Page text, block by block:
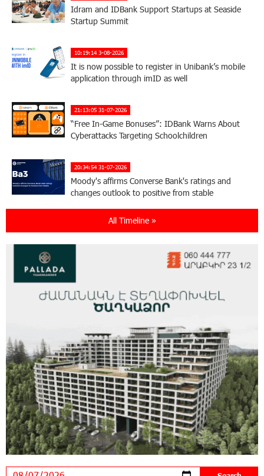
Idram and IDBank Support Startups at Seaside
Startup Summit
10:19:14 3-08-2026
It is now possible to register in Unibank’s mobile
application through imID as well
21:13:05 31-07-2026
“Free In-Game Bonuses”: IDBank Warns About
Cyberattacks Targeting Schoolchildren
20:34:54 31-07-2026
Moody's affirms Converse Bank's ratings and
changes outlook to positive from stable
18:11:09 31-07-2026
Virtuosos" Scholarship Recipients Embark on
Educational Trips to Prestigious Music Academies
16:54:53 30-07-2026
Rate.Trading Platform at Seaside Startup
14:34:49 29-07-2026
Khachaturian Rooftop Grand Opening
Supported by IDBank
11:59:57 28-07-2026
Ucom’s Sales and Service Center Reopens at
24/2 Shahumyan Street in Ararat
All Timeline »